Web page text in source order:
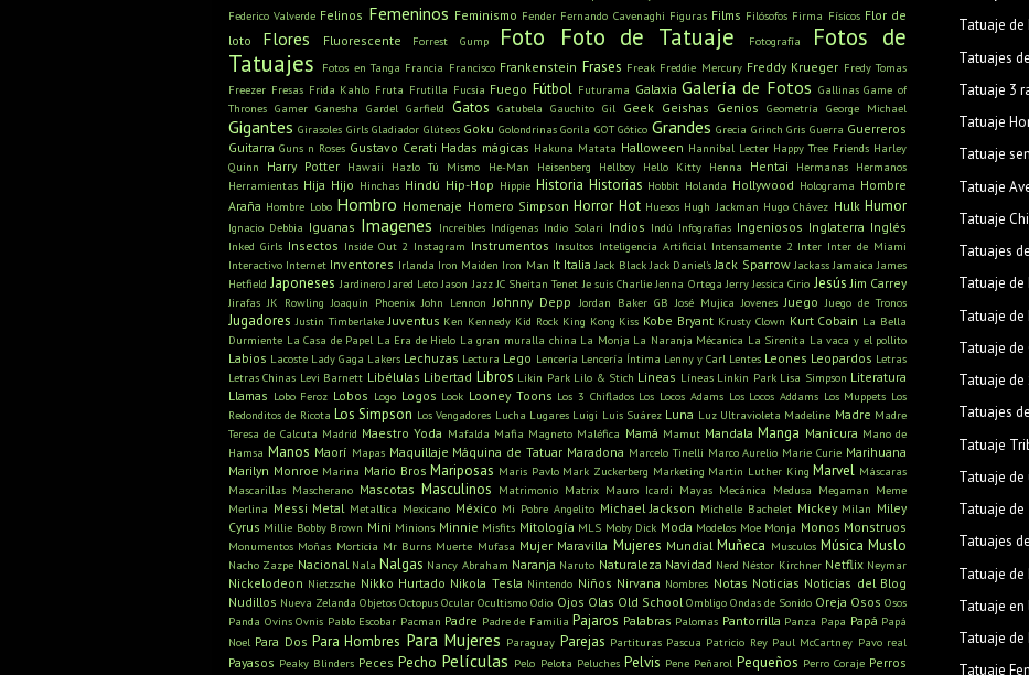
Federico Valverde Felinos Femeninos Feminismo Fender Fernando Cavenaghi Figuras Films Filósofos Firma Físicos Flor de
loto
Flores Fluorescente Forrest Gump Foto Foto de Tatuaje Fotografía
Fotos de
Tatuajes
Fotos en Tanga Francia Francisco Frankenstein Frases Freak Freddie Mercury Freddy Krueger Fredy Tomas
Freezer Fresas Frida Kahlo Fruta Frutilla Fucsia Fuego Fútbol Futurama Galaxia Galería de Fotos Gallinas Game of
Thrones Gamer Ganesha Gardel Garfield Gatos Gatubela Gauchito Gil Geek Geishas Genios Geometría George Michael
Gigantes Girasoles Girls Gladiador Glúteos Goku Golondrinas Gorila GOT Gótico Grandes Grecia Grinch Gris Guerra Guerreros
Guitarra Guns n Roses Gustavo Cerati Hadas mágicas Hakuna Matata Halloween Hannibal Lecter Happy Tree Friends Harley
Quinn
Harry Potter Hawaii Hazlo Tú Mismo He-Man Heisenberg Hellboy Hello Kitty Henna Hentai Hermanas Hermanos
Herramientas Hija Hijo Hinchas Hindú Hip-Hop Hippie Historia Historias Hobbit Holanda Hollywood Holograma Hombre
Araña Hombre Lobo Hombro Homenaje Homero Simpson Horror Hot Huesos Hugh Jackman Hugo Chávez Hulk Humor
Ignacio Debbia Iguanas Imagenes Increíbles Indígenas Indio Solari Indios Indú Infografías Ingeniosos Inglaterra Inglés
Inked Girls Insectos Inside Out 2 Instagram Instrumentos Insultos Inteligencia Artificial Intensamente 2 Inter Inter de Miami
Interactivo Internet Inventores Irlanda Iron Maiden Iron Man It Italia Jack Black Jack Daniel's Jack Sparrow Jackass Jamaica James
Hetfield Japoneses Jardinero Jared Leto Jason Jazz JC Sheitan Tenet Je suis Charlie Jenna Ortega Jerry Jessica Cirio Jesús Jim Carrey
Jirafas JK Rowling Joaquin Phoenix John Lennon Johnny Depp Jordan Baker GB José Mujica Jovenes Juego Juego de Tronos
Jugadores Justin Timberlake Juventus Ken Kennedy Kid Rock King Kong Kiss Kobe Bryant Krusty Clown Kurt Cobain La Bella
Durmiente La Casa de Papel La Era de Hielo La gran muralla china La Monja La Naranja Mécanica La Sirenita La vaca y el pollito
Labios Lacoste Lady Gaga Lakers Lechuzas Lectura Lego Lencería Lencería Íntima Lenny y Carl Lentes Leones Leopardos Letras
Letras Chinas Levi Barnett Libélulas Libertad Libros Likin Park Lilo & Stich Lineas Líneas Linkin Park Lisa Simpson Literatura
Llamas Lobo Feroz Lobos Logo Logos Look Looney Toons Los 3 Chiflados Los Locos Adams Los Locos Addams Los Muppets Los
Redonditos de Ricota Los Simpson Los Vengadores Lucha Lugares Luigi Luis Suárez Luna Luz Ultravioleta Madeline Madre Madre
Teresa de Calcuta Madrid Maestro Yoda Mafalda Mafia Magneto Maléfica Mamá Mamut Mandala Manga Manicura Mano de
Hamsa Manos Maorí Mapas Maquillaje Máquina de Tatuar Maradona Marcelo Tinelli Marco Aurelio Marie Curie Marihuana
Marilyn Monroe Marina Mario Bros Mariposas Maris Pavlo Mark Zuckerberg Marketing Martin Luther King Marvel Máscaras
Mascarillas Mascherano Mascotas Masculinos Matrimonio Matrix Mauro Icardi Mayas Mecánica Medusa Megaman Meme
Merlina Messi Metal Metallica Mexicano México Mi Pobre Angelito Michael Jackson Michelle Bachelet Mickey Milan Miley
Cyrus Millie Bobby Brown Mini Minions Minnie Misfits Mitología MLS Moby Dick Moda Modelos Moe Monja Monos Monstruos
Monumentos Moñas Morticia Mr Burns Muerte Mufasa Mujer Maravilla Mujeres Mundial Muñeca Musculos Música Muslo
Nacho Zazpe Nacional Nala Nalgas Nancy Abraham Naranja Naruto Naturaleza Navidad Nerd Néstor Kirchner Netflix Neymar
Nickelodeon Nietzsche Nikko Hurtado Nikola Tesla Nintendo Niños Nirvana Nombres Notas Noticias Noticias del Blog
Nudillos Nueva Zelanda Objetos Octopus Ocular Ocultismo Odio Ojos Olas Old School Ombligo Ondas de Sonido Oreja Osos Osos
Panda Ovins Ovnis Pablo Escobar Pacman Padre Padre de Familia Pajaros Palabras Palomas Pantorrilla Panza Papa Papá Papá
Noel Para Dos Para Hombres Para Mujeres Paraguay Parejas Partituras Pascua Patricio Rey Paul McCartney Pavo real
Payasos Peaky Blinders Peces Pecho Películas Pelo Pelota Peluches Pelvis Pene Peñarol Pequeños Perro Coraje Perros
Tatuaje de
Tatuajes
Tatuaje 3
Tatuaje
Tatuaje
Tatuaje
Tatuaje
Tatuajes
Tatuaje
Tatuaje de
Tatuaje de
Tatuaje de
Tatuajes
Tatuaje
Tatuaje
Tatuaje
Tatuajes
Tatuaje de
Tatuaje
Tatuaje de
Tatuaje